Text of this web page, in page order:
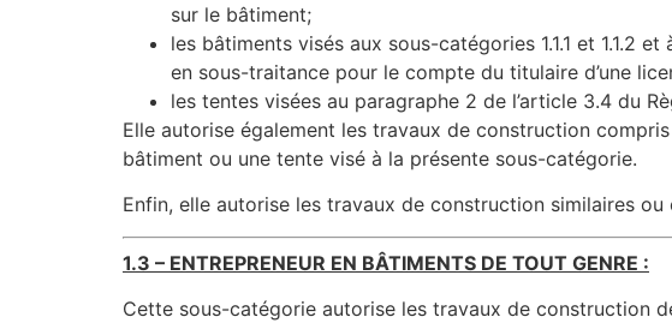
sur le bâtiment;
les bâtiments visés aux sous-catégories 1.1.1 et 1.1.2
en sous-traitance pour le compte du titulaire d’une
les tentes visées au paragraphe 2 de l’article 3.4 du
Elle autorise également les travaux de construction compris
bâtiment ou une tente visé à la présente sous-catégorie.
Enfin, elle autorise les travaux de construction similaires ou
1.3 – ENTREPRENEUR EN BÂTIMENTS DE TOUT GENRE :
Cette sous-catégorie autorise les travaux de construction